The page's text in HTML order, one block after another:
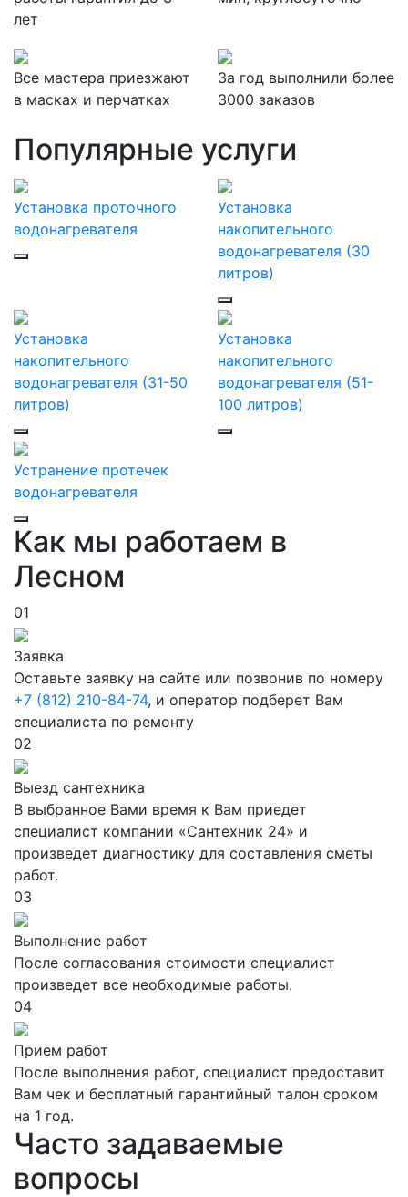
лет
Все мастера приезжают
в масках и перчатках
За год выполнили более
3000 заказов
Популярные услуги
Установка проточного
водонагревателя
Установка
накопительного
водонагревателя (30
литров)
Установка
накопительного
водонагревателя (31-50
литров)
Установка
накопительного
водонагревателя (51-
100 литров)
Устранение протечек
водонагревателя
Как мы работаем в
Лесном
01
Заявка
Оставьте заявку на сайте или позвонив по номеру
+7 (812) 210-84-74, и оператор подберет Вам
специалиста по ремонту
02
Выезд сантехника
В выбранное Вами время к Вам приедет
специалист компании «Сантехник 24» и
произведет диагностику для составления сметы
работ.
03
Выполнение работ
После согласования стоимости специалист
произведет все необходимые работы.
04
Прием работ
После выполнения работ, специалист предоставит
Вам чек и бесплатный гарантийный талон сроком
на 1 год.
Часто задаваемые
вопросы